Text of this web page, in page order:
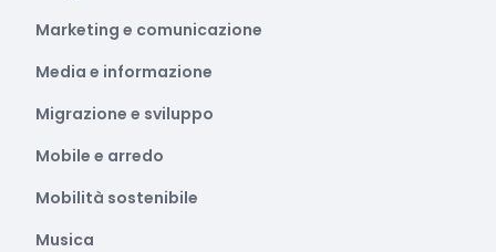
Marketing e comunicazione
Media e informazione
Migrazione e sviluppo
Mobile e arredo
Mobilità sostenibile
Musica